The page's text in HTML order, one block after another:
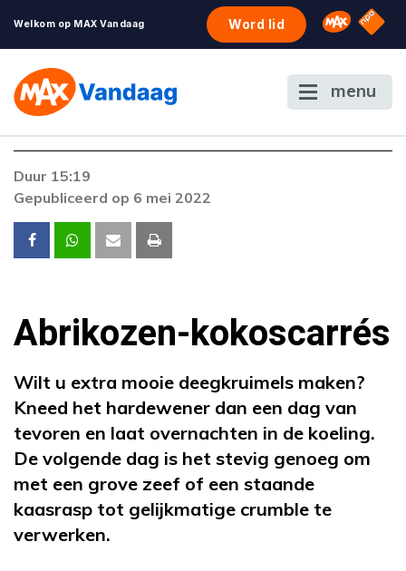
Welkom op MAX Vandaag Word lid Omroep
NPO
menu
Er is een licentie-fout opgetreden. Als het
contact op met onze klantenservice.
Duur 15:19
Gepubliceerd op 6 mei 2022
Abrikozen-kokoscarrés
Wilt u extra mooie deegkruimels maken?
Kneed het hardewener dan een dag van
tevoren en laat overnachten in de koeling.
De volgende dag is het stevig genoeg om
met een grove zeef of een staande
kaasrasp tot gelijkmatige crumble te
verwerken.